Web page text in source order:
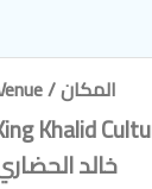
المكان / Venue
Khalid
خالد